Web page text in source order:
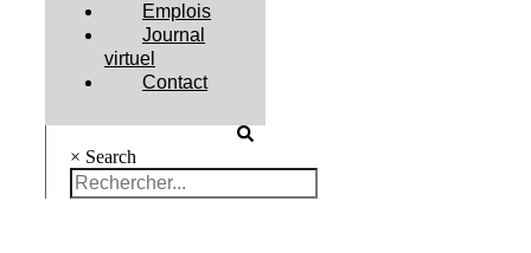
Emplois
Journal
virtuel
Contact
× Search